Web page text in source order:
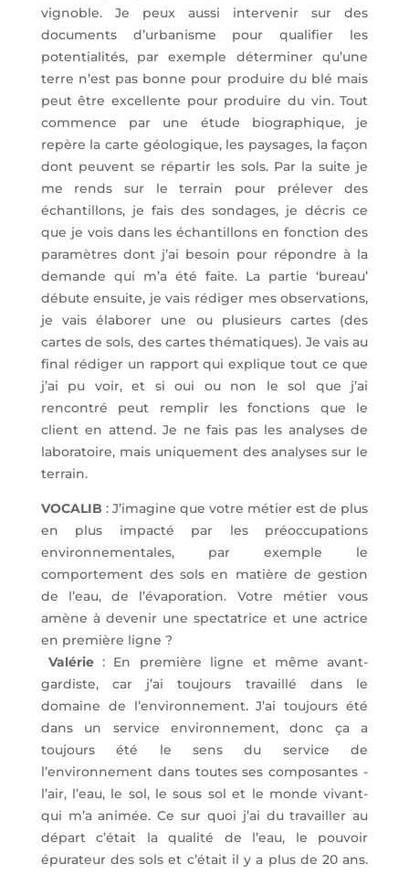
vignoble. Je peux aussi intervenir sur des
documents d’urbanisme pour qualifier les
potentialités, par exemple déterminer qu’une
terre n’est pas bonne pour produire du blé mais
peut être excellente pour produire du vin. Tout
commence par une étude biographique, je
repère la carte géologique, les paysages, la façon
dont peuvent se répartir les sols. Par la suite je
me rends sur le terrain pour prélever des
échantillons, je fais des sondages, je décris ce
que je vois dans les échantillons en fonction des
paramètres dont j’ai besoin pour répondre à la
demande qui m’a été faite. La partie ‘bureau’
débute ensuite, je vais rédiger mes observations,
je vais élaborer une ou plusieurs cartes (des
cartes de sols, des cartes thématiques). Je vais au
final rédiger un rapport qui explique tout ce que
j’ai pu voir, et si oui ou non le sol que j’ai
rencontré peut remplir les fonctions que le
client en attend. Je ne fais pas les analyses de
laboratoire, mais uniquement des analyses sur le
terrain.
VOCALIB : J’imagine que votre métier est de plus
en plus impacté par les préoccupations
environnementales, par exemple le
comportement des sols en matière de gestion
de l’eau, de l’évaporation. Votre métier vous
amène à devenir une spectatrice et une actrice
en première ligne ?
Valérie: En première ligne et même avant-
gardiste, car j’ai toujours travaillé dans le
domaine de l’environnement. J’ai toujours été
dans un service environnement, donc ça a
toujours été le sens du service de
l’environnement dans toutes ses composantes -
l’air, l’eau, le sol, le sous sol et le monde vivant-
qui m’a animée. Ce sur quoi j’ai du travailler au
départ c’était la qualité de l’eau, le pouvoir
épurateur des sols et c’était il y a plus de 20 ans.